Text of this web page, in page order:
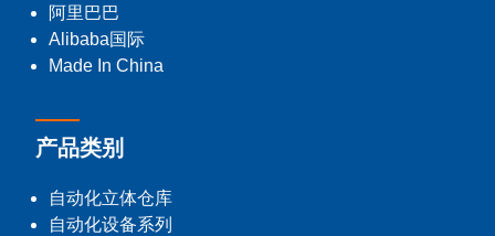
阿里巴巴
Alibaba国际
Made In China
产品类别
自动化立体仓库
自动化设备系列